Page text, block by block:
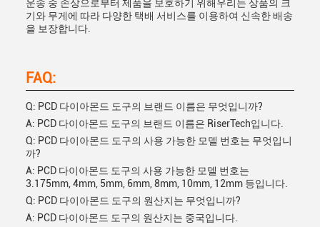
운송 중 손상으로부터 제품을 보호하기 위해우리는 상품의 크
기와 무게에 따라 다양한 택배 서비스를 이용하여 신속한 배송
을 보장합니다.
FAQ:
Q: PCD 다이아몬드 도구의 브랜드 이름은 무엇입니까?
A: PCD 다이아몬드 도구의 브랜드 이름은 RiserTech입니다.
Q: PCD 다이아몬드 도구의 사용 가능한 모델 번호는 무엇입니
까?
A: PCD 다이아몬드 도구의 사용 가능한 모델 번호는
3.175mm, 4mm, 5mm, 6mm, 8mm, 10mm, 12mm 등입니다.
Q: PCD 다이아몬드 도구의 원산지는 무엇입니까?
A: PCD 다이아몬드 도구의 원산지는 중국입니다.